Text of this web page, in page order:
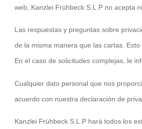
web, Kanzlei Frühbeck S.L.P no acepta
Las respuestas y preguntas sobre
de la misma manera que las cartas.
En el caso de solicitudes complejas, le
Cualquier dato personal que nos
acuerdo con nuestra declaración de
Kanzlei Frühbeck S.L.P hará todos los